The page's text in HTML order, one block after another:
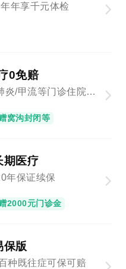
年享千元体检
0免赔
400万保额，肺炎/甲流等门诊住院1元起赔
窝沟封闭等
期医疗
年保证续保
2000元门诊金
保版
种既往症可保可赔